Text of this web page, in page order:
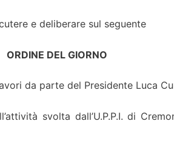
e deliberare sul seguente
ORDINE DEL GIORNO
da parte del Presidente Luca
svolta dall’U.P.P.I. di